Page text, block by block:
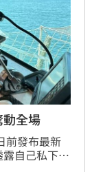
全場
前發布最新
自己私下也